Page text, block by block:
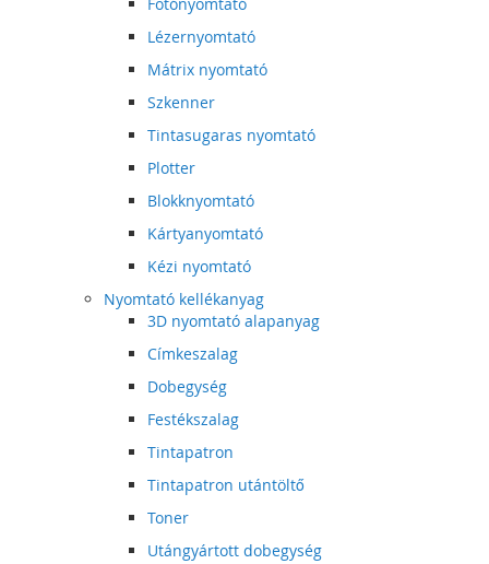
Lézernyomtató
Mátrix nyomtató
Szkenner
Tintasugaras nyomtató
Plotter
Blokknyomtató
Kártyanyomtató
Kézi nyomtató
Nyomtató kellékanyag
3D nyomtató alapanyag
Címkeszalag
Dobegység
Festékszalag
Tintapatron
Tintapatron utántöltő
Toner
Utángyártott dobegység